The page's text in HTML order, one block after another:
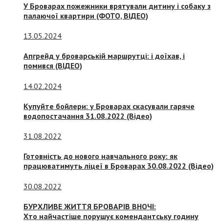
У Броварах пожежники врятували дитину і собаку з
палаючої квартири (ФОТО, ВІДЕО)
13.05.2024
Апгрейд у броварській маршрутці: і доїхав, і
помився (ВІДЕО)
14.02.2024
Купуйте бойлери: у Броварах скасували гаряче
водопостачання 31.08.2022 (Відео)
31.08.2022
Готовність до нового навчального року: як
працюватимуть ліцеї в Броварах 30.08.2022 (Відео)
30.08.2022
БУРХЛИВЕ ЖИТТЯ БРОВАРІВ ВНОЧІ:
Хто найчастіше порушує комендантську годину